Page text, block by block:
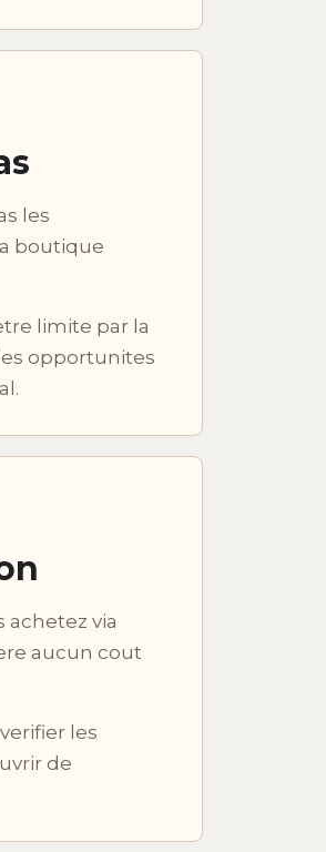
les
boutique
limite par la
opportunites
via
aucun cout
les
de